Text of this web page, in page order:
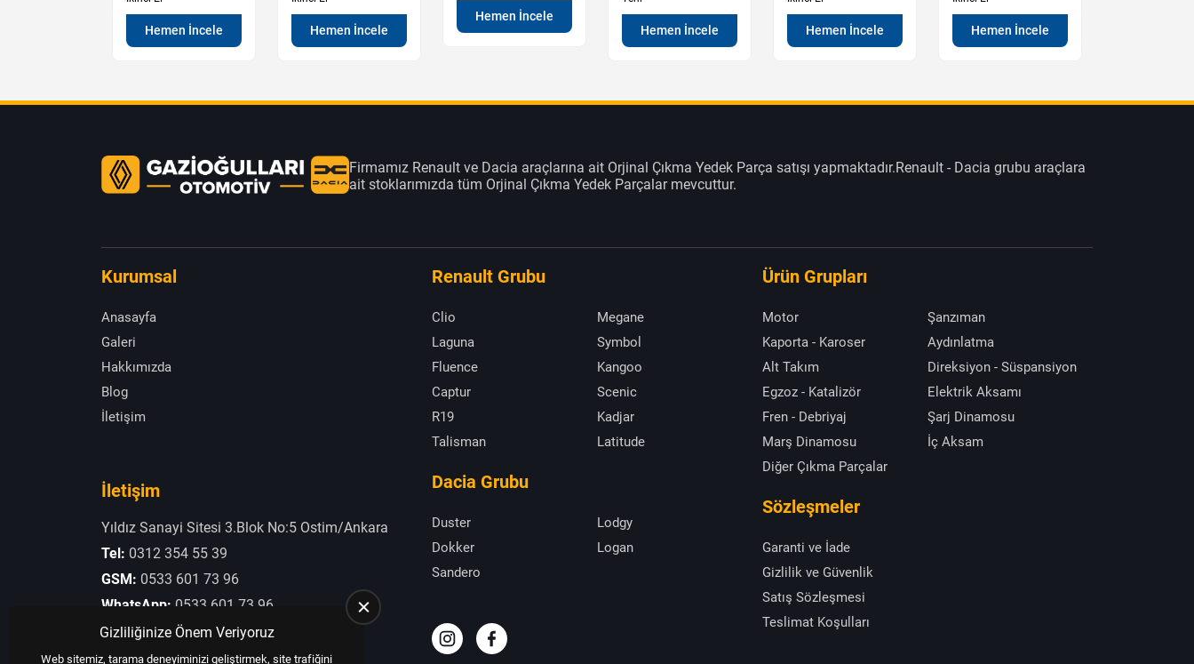
Hemen İncele Hemen İncele
Hemen İncele
Hemen İncele Hemen İncele Hemen İncele
Firmamız Renault ve Dacia araçlarına ait Orjinal Çıkma Yedek Parça satışı yapmaktadır.Renault - Dacia grubu araçlara
ait stoklarımızda tüm Orjinal Çıkma Yedek Parçalar mevcuttur.
Kurumsal
Anasayfa
Galeri
Hakkımızda
Blog
İletişim
İletişim
Yıldız Sanayi Sitesi 3.Blok No:5 Ostim/Ankara
Tel: 0312 354 55 39
GSM: 0533 601 73 96
WhatsApp: 0533 601 73 96
E-Posta:otogaziogullari@hotmail.com
Renault Grubu
Clio
Megane
Laguna
Symbol
Fluence
Kangoo
Captur
Scenic
R19
Kadjar
Talisman
Latitude
Dacia Grubu
Duster
Lodgy
Dokker
Logan
Sandero
Ürün Grupları
Motor
Şanzıman
Kaporta - Karoser
Aydınlatma
Alt Takım
Direksiyon - Süspansiyon
Egzoz - Katalizör
Elektrik Aksamı
Fren - Debriyaj
Şarj Dinamosu
Marş Dinamosu
İç Aksam
Diğer Çıkma Parçalar
Sözleşmeler
Garanti ve İade
Gizlilik ve Güvenlik
Satış Sözleşmesi
Teslimat Koşulları
Gizliliğinize Önem Veriyoruz
Web sitemiz, tarama deneyiminizi geliştirmek, site trafiğini